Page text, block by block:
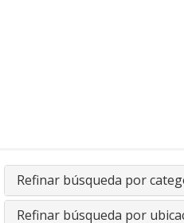
Refinar búsqueda por
Refinar búsqueda por